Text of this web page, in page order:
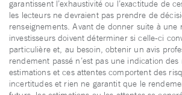
garantissent l’exhaustivité ou l’exactitude de
les lecteurs ne devraient pas prendre de
renseignements. Avant de donner suite à une
investisseurs doivent déterminer si celle-ci
particulière et, au besoin, obtenir un avis
rendement passé n’est pas une indication
estimations et ces attentes comportent des
incertitudes et rien ne garantit que le